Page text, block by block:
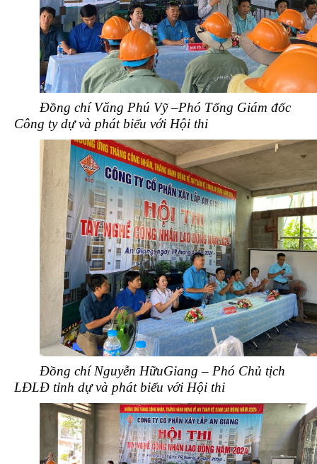
Đồng chí Văng Phú Vỹ –Phó Tổng Giám đốc
Công ty dự và phát biểu với Hội thi
Đồng chí Nguyễn HữuGiang – Phó Chủ tịch
LĐLĐ tỉnh dự và phát biểu với Hội thi